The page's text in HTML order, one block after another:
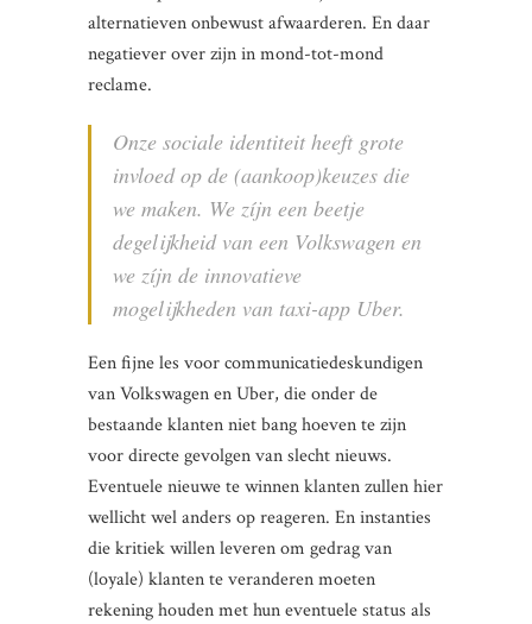
alternatieven onbewust afwaarderen. En daar
negatiever over zijn in mond-tot-mond
reclame.
Onze sociale identiteit heeft grote
invloed op de (aankoop)keuzes die
we maken. We zíjn een beetje
degelijkheid van een Volkswagen en
we zíjn de innovatieve
mogelijkheden van taxi-app Uber.
Een fijne les voor communicatiedeskundigen
van Volkswagen en Uber, die onder de
bestaande klanten niet bang hoeven te zijn
voor directe gevolgen van slecht nieuws.
Eventuele nieuwe te winnen klanten zullen hier
wellicht wel anders op reageren. En instanties
die kritiek willen leveren om gedrag van
(loyale) klanten te veranderen moeten
rekening houden met hun eventuele status als